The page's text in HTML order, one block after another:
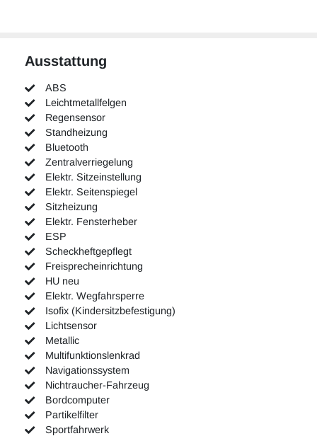
Ausstattung
ABS
Leichtmetallfelgen
Regensensor
Standheizung
Bluetooth
Zentralverriegelung
Elektr. Sitzeinstellung
Elektr. Seitenspiegel
Sitzheizung
Elektr. Fensterheber
ESP
Scheckheftgepflegt
Freisprecheinrichtung
HU neu
Elektr. Wegfahrsperre
Isofix (Kindersitzbefestigung)
Lichtsensor
Metallic
Multifunktionslenkrad
Navigationssystem
Nichtraucher-Fahrzeug
Bordcomputer
Partikelfilter
Sportfahrwerk